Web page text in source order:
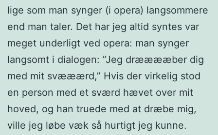
lige som man synger (i opera) langsommere
end man taler. Det har jeg altid syntes var
meget underligt ved opera: man synger
langsomt i dialogen: ”Jeg drææææber dig
med mit svææærd,” Hvis der virkelig stod
en person med et sværd hævet over mit
hoved, og han truede med at dræbe mig,
ville jeg løbe væk så hurtigt jeg kunne.